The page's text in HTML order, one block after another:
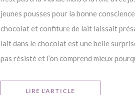
jeunes pousses pour la bonne
chocolat et confiture de lait laissait
lait dans le chocolat est une belle
pas résisté et l’on comprend mieux
LIRE L'ARTICLE